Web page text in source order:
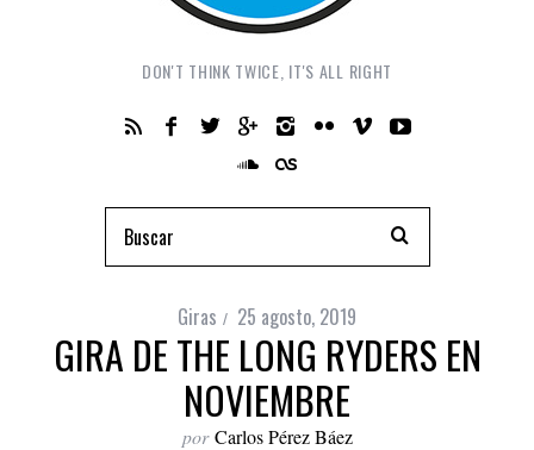
DON'T THINK TWICE, IT'S ALL RIGHT
Giras 25 agosto, 2019
GIRA DE THE LONG RYDERS EN
NOVIEMBRE
por Carlos Pérez Báez